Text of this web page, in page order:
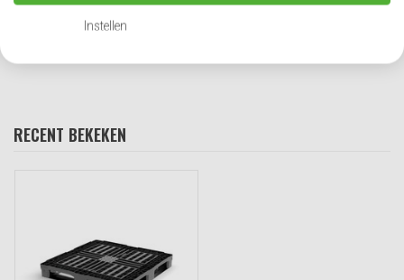
RECENT BEKEKEN
Instellen